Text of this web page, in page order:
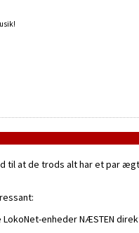
til at de trods alt har et par
enheder NÆSTEN